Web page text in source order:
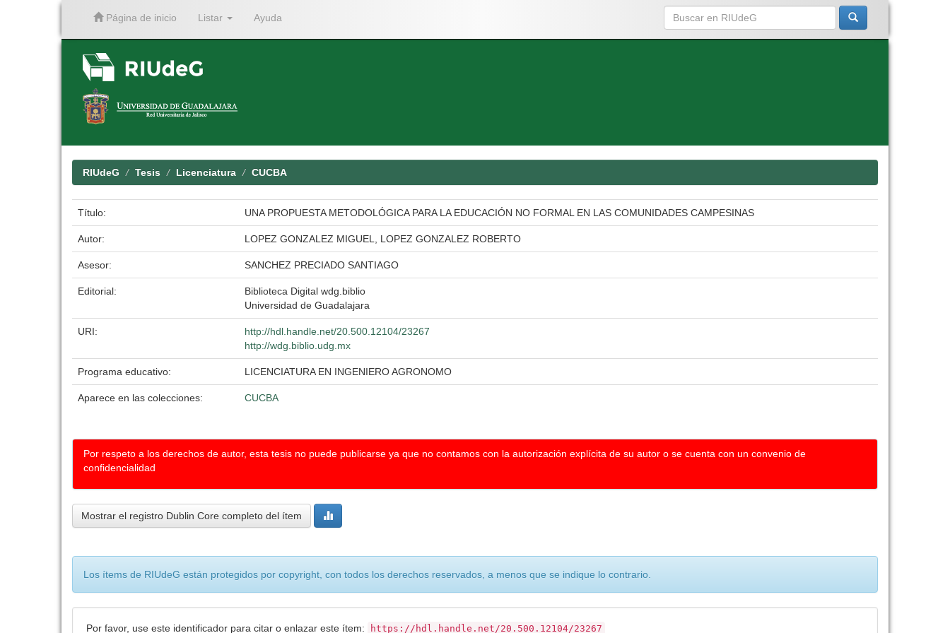
Página de inicio Listar Ayuda
RIUdeG Tesis Licenciatura CUCBA
Título: UNA PROPUESTA METODOLÓGICA PARA LA EDUCACIÓN NO FORMAL EN LAS COMUNIDADES CAMPESINAS
Autor: LOPEZ GONZALEZ MIGUEL, LOPEZ GONZALEZ ROBERTO
Asesor: SANCHEZ PRECIADO SANTIAGO
Editorial:
Biblioteca Digital wdg.biblio
Universidad de Guadalajara
URI:
http://hdl.handle.net/20.500.12104/23267
http://wdg.biblio.udg.mx
Programa educativo: LICENCIATURA EN INGENIERO AGRONOMO
Aparece en las colecciones: CUCBA
Por respeto a los derechos de autor, esta tesis no puede publicarse ya que no contamos con la autorización explícita de su autor o se cuenta con un convenio de
confidencialidad
Mostrar el registro Dublin Core completo del ítem
Los ítems de RIUdeG están protegidos por copyright, con todos los derechos reservados, a menos que se indique lo contrario.
Por favor, use este identificador para citar o enlazar este ítem: https://hdl.handle.net/20.500.12104/23267